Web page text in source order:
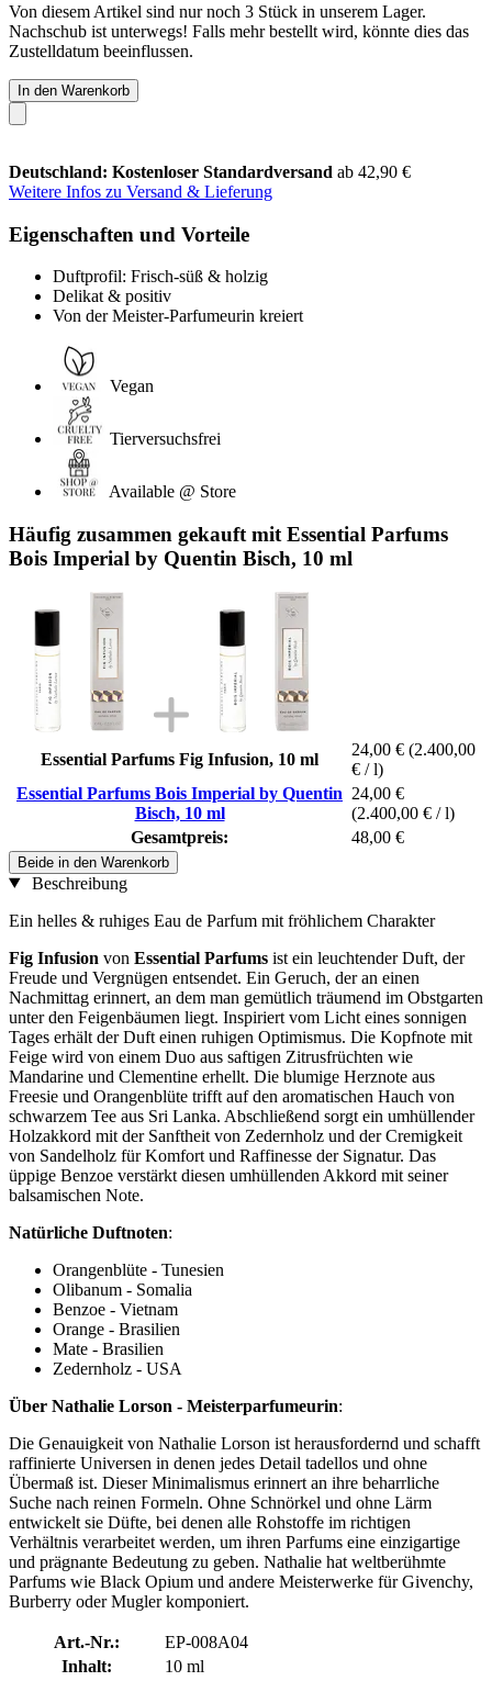
Von diesem Artikel sind nur noch 3 Stück in unserem Lager.
Nachschub ist unterwegs! Falls mehr bestellt wird, könnte dies das
Zustelldatum beeinflussen.
In den Warenkorb
Deutschland: Kostenloser Standardversand ab 42,90 €
Weitere Infos zu Versand & Lieferung
Eigenschaften und Vorteile
Duftprofil: Frisch-süß & holzig
Delikat & positiv
Von der Meister-Parfumeurin kreiert
Vegan
Tierversuchsfrei
Available @ Store
Häufig zusammen gekauft mit Essential Parfums
Bois Imperial by Quentin Bisch, 10 ml
Essential Parfums Fig Infusion, 10 ml
24,00 € (2.400,00
€ / l)
Essential Parfums Bois Imperial by Quentin
Bisch, 10 ml
24,00 €
(2.400,00 € / l)
Gesamtpreis:
48,00 €
Beide in den Warenkorb
Beschreibung
Ein helles & ruhiges Eau de Parfum mit fröhlichem Charakter
Fig Infusion von Essential Parfums ist ein leuchtender Duft, der
Freude und Vergnügen entsendet. Ein Geruch, der an einen
Nachmittag erinnert, an dem man gemütlich träumend im Obstgarten
unter den Feigenbäumen liegt. Inspiriert vom Licht eines sonnigen
Tages erhält der Duft einen ruhigen Optimismus. Die Kopfnote mit
Feige wird von einem Duo aus saftigen Zitrusfrüchten wie
Mandarine und Clementine erhellt. Die blumige Herznote aus
Freesie und Orangenblüte trifft auf den aromatischen Hauch von
schwarzem Tee aus Sri Lanka. Abschließend sorgt ein umhüllender
Holzakkord mit der Sanftheit von Zedernholz und der Cremigkeit
von Sandelholz für Komfort und Raffinesse der Signatur. Das
üppige Benzoe verstärkt diesen umhüllenden Akkord mit seiner
balsamischen Note.
Natürliche Duftnoten:
Orangenblüte - Tunesien
Olibanum - Somalia
Benzoe - Vietnam
Orange - Brasilien
Mate - Brasilien
Zedernholz - USA
Über Nathalie Lorson - Meisterparfumeurin:
Die Genauigkeit von Nathalie Lorson ist herausfordernd und schafft
raffinierte Universen in denen jedes Detail tadellos und ohne
Übermaß ist. Dieser Minimalismus erinnert an ihre beharrliche
Suche nach reinen Formeln. Ohne Schnörkel und ohne Lärm
entwickelt sie Düfte, bei denen alle Rohstoffe im richtigen
Verhältnis verarbeitet werden, um ihren Parfums eine einzigartige
und prägnante Bedeutung zu geben. Nathalie hat weltberühmte
Parfums wie Black Opium und andere Meisterwerke für Givenchy,
Burberry oder Mugler komponiert.
Art.-Nr.:
EP-008A04
Inhalt:
10 ml